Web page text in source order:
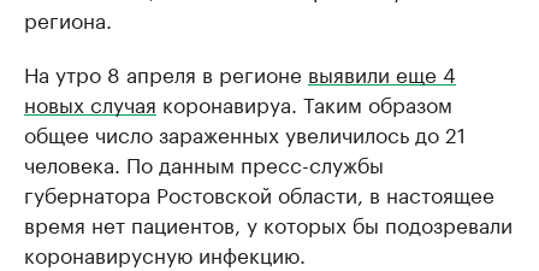
региона.
На утро 8 апреля в регионе выявили еще 4
новых случая коронавируа. Таким образом
общее число зараженных увеличилось до 21
человека. По данным пресс-службы
губернатора Ростовской области, в настоящее
время нет пациентов, у которых бы подозревали
коронавирусную инфекцию.